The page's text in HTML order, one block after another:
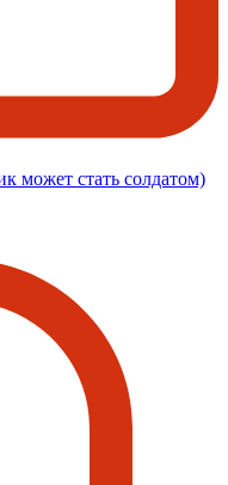
может стать солдатом)